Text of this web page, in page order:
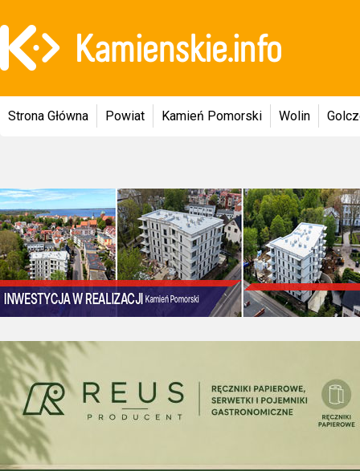
Strona Główna Powiat Kamień Pomorski Wolin